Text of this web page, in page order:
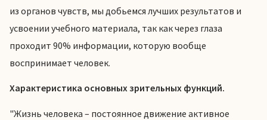
из органов чувств, мы добьемся лучших результатов и
усвоении учебного материала, так как через глаза
проходит 90% информации, которую вообще
воспринимает человек.
Характеристика основных зрительных функций.
"Жизнь человека – постоянное движение активное